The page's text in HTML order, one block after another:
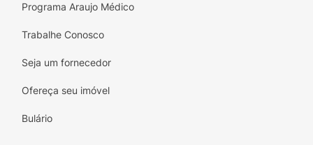
Programa Araujo Médico
Trabalhe Conosco
Seja um fornecedor
Ofereça seu imóvel
Bulário